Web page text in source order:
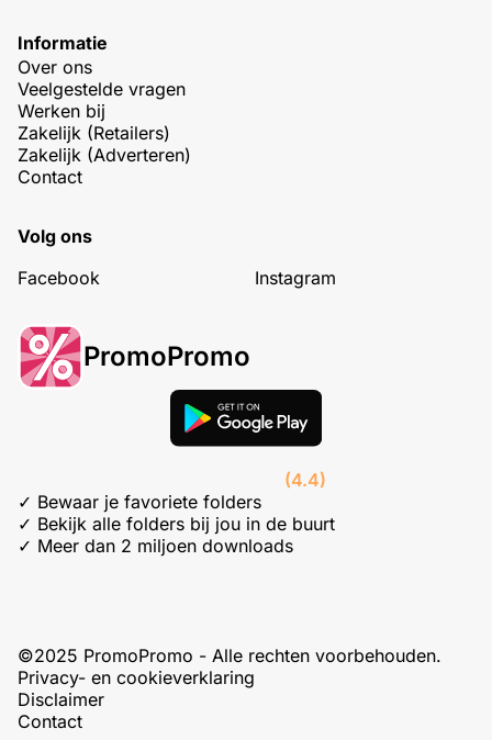
Informatie
Over ons
Veelgestelde vragen
Werken bij
Zakelijk (Retailers)
Zakelijk (Adverteren)
Contact
Volg ons
Facebook
Instagram
PromoPromo
(4.4)
✓ Bewaar je favoriete folders
✓ Bekijk alle folders bij jou in de buurt
✓ Meer dan 2 miljoen downloads
©2025 PromoPromo - Alle rechten voorbehouden.
Privacy- en cookieverklaring
Disclaimer
Contact